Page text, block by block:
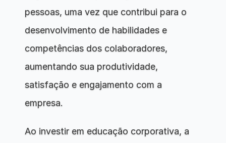
pessoas, uma vez que contribui para o
desenvolvimento de habilidades e
competências dos colaboradores,
aumentando sua produtividade,
satisfação e engajamento com a
empresa.
Ao investir em educação corporativa, a